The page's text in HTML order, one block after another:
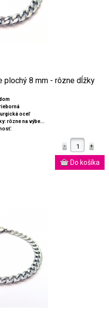
plochý 8 mm - rôzne dĺžky
oceľ
rôzne na výbe...